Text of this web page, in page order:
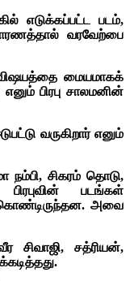
எடுக்கப்பட்ட படம்,
வரவேற்பை
மையமாகக்
பிரபு சாலமனின்
வருகிறார் எனும்
நம்பி, சிகரம் தொடு,
படங்கள்
அவை
சத்ரியன்,